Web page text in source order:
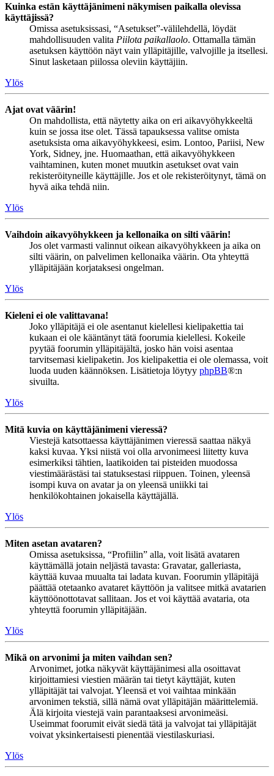
Kuinka estän käyttäjänimeni näkymisen paikalla olevissa
käyttäjissä?
Omissa asetuksissasi, “Asetukset”-välilehdellä, löydät
mahdollisuuden valita Piilota paikallaolo. Ottamalla tämän
asetuksen käyttöön näyt vain ylläpitäjille, valvojille ja itsellesi.
Sinut lasketaan piilossa oleviin käyttäjiin.
Ylös
Ajat ovat väärin!
On mahdollista, että näytetty aika on eri aikavyöhykkeeltä
kuin se jossa itse olet. Tässä tapauksessa valitse omista
asetuksista oma aikavyöhykkeesi, esim. Lontoo, Pariisi, New
York, Sidney, jne. Huomaathan, että aikavyöhykkeen
vaihtaminen, kuten monet muutkin asetukset ovat vain
rekisteröityneille käyttäjille. Jos et ole rekisteröitynyt, tämä on
hyvä aika tehdä niin.
Ylös
Vaihdoin aikavyöhykkeen ja kellonaika on silti väärin!
Jos olet varmasti valinnut oikean aikavyöhykkeen ja aika on
silti väärin, on palvelimen kellonaika väärin. Ota yhteyttä
ylläpitäjään korjataksesi ongelman.
Ylös
Kieleni ei ole valittavana!
Joko ylläpitäjä ei ole asentanut kielellesi kielipakettia tai
kukaan ei ole kääntänyt tätä foorumia kielellesi. Kokeile
pyytää foorumin ylläpitäjältä, josko hän voisi asentaa
tarvitsemasi kielipaketin. Jos kielipakettia ei ole olemassa, voit
luoda uuden käännöksen. Lisätietoja löytyy phpBB®:n
sivuilta.
Ylös
Mitä kuvia on käyttäjänimeni vieressä?
Viestejä katsottaessa käyttäjänimen vieressä saattaa näkyä
kaksi kuvaa. Yksi niistä voi olla arvonimeesi liitetty kuva
esimerkiksi tähtien, laatikoiden tai pisteiden muodossa
viestimäärästäsi tai statuksestasi riippuen. Toinen, yleensä
isompi kuva on avatar ja on yleensä uniikki tai
henkilökohtainen jokaisella käyttäjällä.
Ylös
Miten asetan avataren?
Omissa asetuksissa, “Profiilin” alla, voit lisätä avataren
käyttämällä jotain neljästä tavasta: Gravatar, galleriasta,
käyttää kuvaa muualta tai ladata kuvan. Foorumin ylläpitäjä
päättää otetaanko avataret käyttöön ja valitsee mitkä avatarien
käyttöönottotavat sallitaan. Jos et voi käyttää avataria, ota
yhteyttä foorumin ylläpitäjään.
Ylös
Mikä on arvonimi ja miten vaihdan sen?
Arvonimet, jotka näkyvät käyttäjänimesi alla osoittavat
kirjoittamiesi viestien määrän tai tietyt käyttäjät, kuten
ylläpitäjät tai valvojat. Yleensä et voi vaihtaa minkään
arvonimen tekstiä, sillä nämä ovat ylläpitäjän määrittelemiä.
Älä kirjoita viestejä vain parantaaksesi arvonimeäsi.
Useimmat foorumit eivät siedä tätä ja valvojat tai ylläpitäjät
voivat yksinkertaisesti pienentää viestilaskuriasi.
Ylös